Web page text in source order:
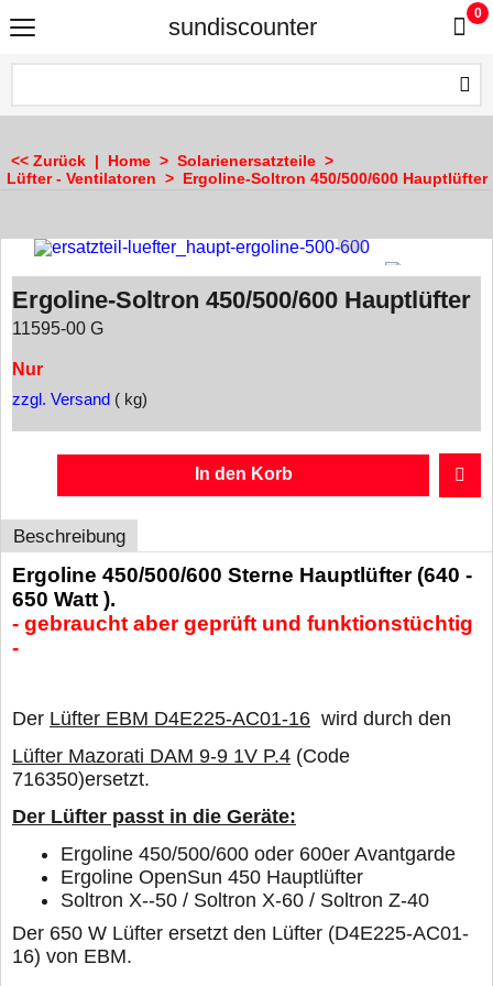
sundiscounter
0
<< Zurück | Home > Solarienersatzteile >
Lüfter - Ventilatoren > Ergoline-Soltron 450/500/600 Hauptlüfter
Ergoline-Soltron 450/500/600 Hauptlüfter
11595-00 G
Nur
zzgl. Versand kg
In den Korb
Beschreibung
Ergoline 450/500/600 Sterne Hauptlüfter (640 -
650 Watt ).
- gebraucht aber geprüft und funktionstüchtig
-
Der Lüfter EBM D4E225-AC01-16 wird durch den
Lüfter Mazorati DAM 9-9 1V P.4 (Code
716350)ersetzt.
Der Lüfter passt in die Geräte:
Ergoline 450/500/600 oder 600er Avantgarde
Ergoline OpenSun 450 Hauptlüfter
Soltron X--50 / Soltron X-60 / Soltron Z-40
Der 650 W Lüfter ersetzt den Lüfter (D4E225-AC01-
16) von EBM.